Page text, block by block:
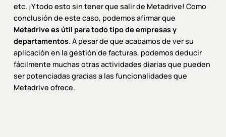
etc. ¡Y todo esto sin tener que salir de Metadrive! Como
conclusión de este caso, podemos afirmar que
Metadrive es útil para todo tipo de empresas y
departamentos. A pesar de que acabamos de ver su
aplicación en la gestión de facturas, podemos deducir
fácilmente muchas otras actividades diarias que pueden
ser potenciadas gracias a las funcionalidades que
Metadrive ofrece.